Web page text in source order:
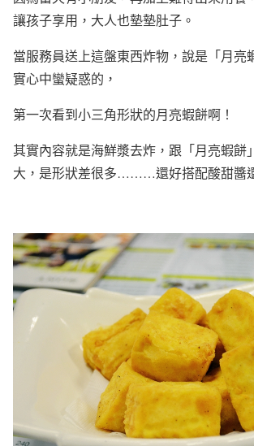
讓孩子享用，大人也墊墊肚子。
當服務員送上這盤東西炸物，說是「月亮
實心中蠻疑惑的，
第一次看到小三角形狀的月亮蝦餅啊！
其實內容就是海鮮漿去炸，跟「月亮蝦餅
大，是形狀差很多………還好搭配酸甜醬